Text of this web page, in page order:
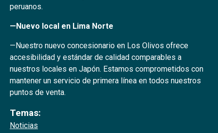
peruanos.
—Nuevo local en Lima Norte
—Nuestro nuevo concesionario en Los Olivos ofrece
accesibilidad y estándar de calidad comparables a
nuestros locales en Japón. Estamos comprometidos con
mantener un servicio de primera línea en todos nuestros
puntos de venta.
Temas:
Noticias